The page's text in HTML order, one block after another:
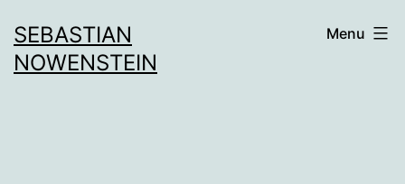
au
contenu
SEBASTIAN
NOWENSTEIN
Menu